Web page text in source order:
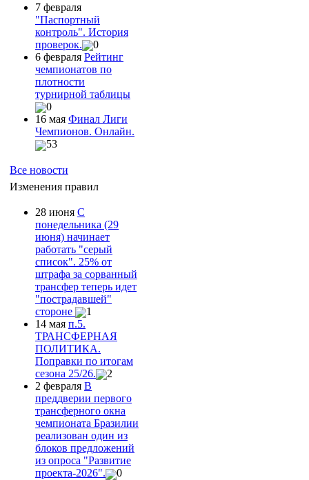
7 февраля
"Паспортный
контроль". История
проверок.
0
6 февраля Рейтинг
чемпионатов по
плотности
турнирной таблицы
0
16 мая Финал Лиги
Чемпионов. Онлайн.
53
Все новости
Изменения правил
28 июня С
понедельника (29
июня) начинает
работать "серый
список". 25% от
штрафа за сорванный
трансфер теперь идет
"пострадавшей"
стороне
1
14 мая п.5.
ТРАНСФЕРНАЯ
ПОЛИТИКА.
Поправки по итогам
сезона 25/26.
2
2 февраля В
преддверии первого
трансферного окна
чемпионата Бразилии
реализован один из
блоков предложений
из опроса "Развитие
проекта-2026".
0